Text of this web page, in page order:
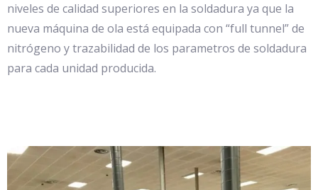
niveles de calidad superiores en la soldadura ya que la
nueva máquina de ola está equipada con “full tunnel” de
nitrógeno y trazabilidad de los parametros de soldadura
para cada unidad producida.